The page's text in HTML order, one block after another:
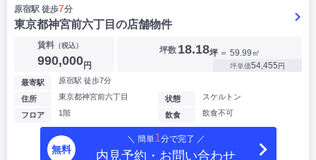
原宿駅 徒歩7分
東京都神宮前六丁目の店舗物件
賃料（税込）
990,000円
坪数 18.18坪 ＝ 59.99㎡
坪単価54,455円
最寄駅 原宿駅 徒歩7分
住所 東京都神宮前六丁目
フロア 1階
状態 スケルトン
飲食 飲食不可
無料
＼ 簡単1分で完了 ／
内見予約・お問い合わせ